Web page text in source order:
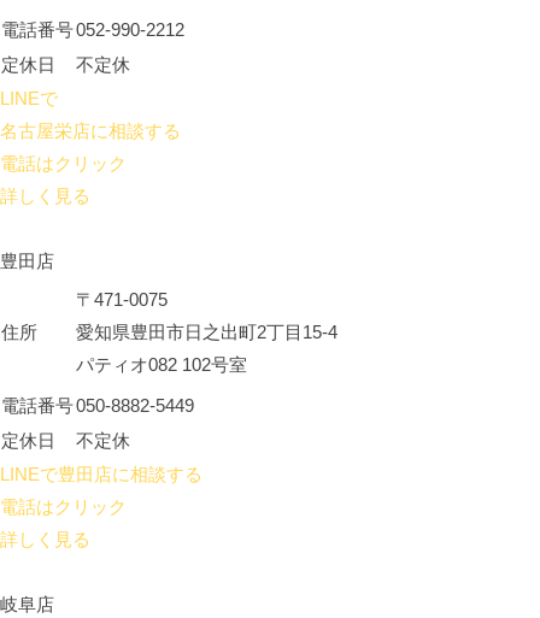
電話番号052-990-2212
定休日
不定休
LINEで
名古屋栄店に相談する
電話はクリック
詳しく見る
豊田店
住所
〒471-0075
愛知県豊田市日之出町2丁目15-4
パティオ082 102号室
電話番号050-8882-5449
定休日
不定休
LINEで豊田店に相談する
電話はクリック
詳しく見る
岐阜店